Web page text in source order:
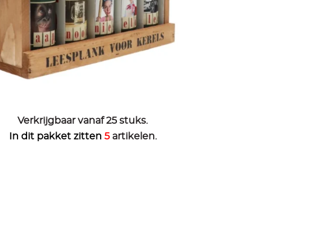
Verkrijgbaar vanaf 25 stuks.
In dit pakket zitten 5 artikelen.